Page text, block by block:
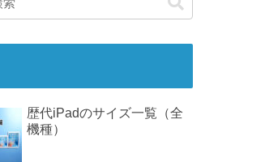
歴代iPadのサイズ一覧（全
機種）